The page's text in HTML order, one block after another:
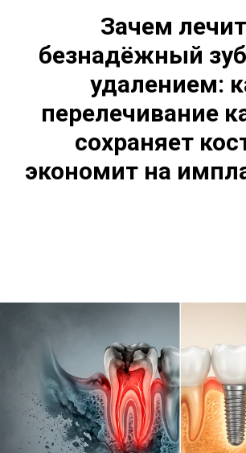
Зачем
безнадёжный
удалением:
перелечивание
сохраняет
экономит на